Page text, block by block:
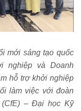
mới sáng tạo quốc
nghiệp và Doanh
hỗ trợ khởi nghiệp
làm việc với đoàn
(CfE) – Đại học Kỹ